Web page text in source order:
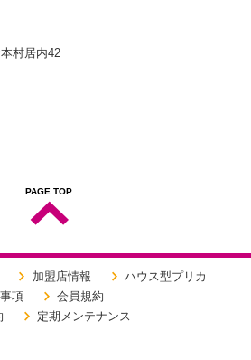
村居内42
PAGE TOP
加盟店情報
ハウス型プリカ
項
会員規約
定期メンテナンス